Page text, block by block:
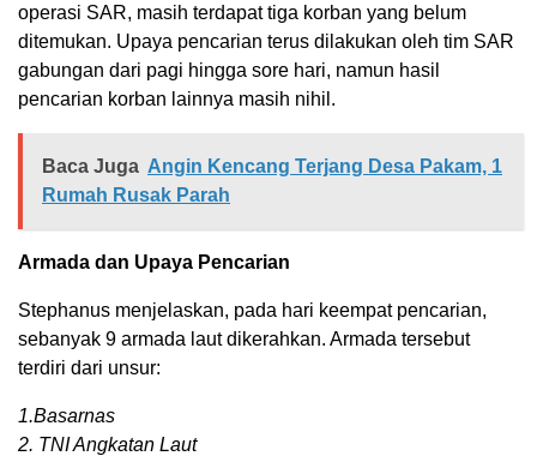
operasi SAR, masih terdapat tiga korban yang belum
ditemukan. Upaya pencarian terus dilakukan oleh tim SAR
gabungan dari pagi hingga sore hari, namun hasil
pencarian korban lainnya masih nihil.
Baca Juga Angin Kencang Terjang Desa Pakam, 1
Rumah Rusak Parah
Armada dan Upaya Pencarian
Stephanus menjelaskan, pada hari keempat pencarian,
sebanyak 9 armada laut dikerahkan. Armada tersebut
terdiri dari unsur:
1.Basarnas
2. TNI Angkatan Laut